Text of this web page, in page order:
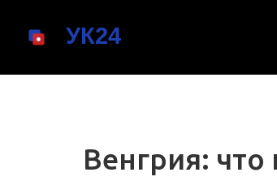
Венгрия: что